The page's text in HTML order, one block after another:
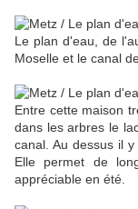
Le plan d'eau, de
Moselle et le canal
Entre cette maison
dans les arbres le
canal. Au dessus il
Elle permet de
appréciable en été.